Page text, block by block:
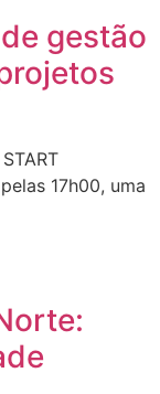
gestão
17h00, uma